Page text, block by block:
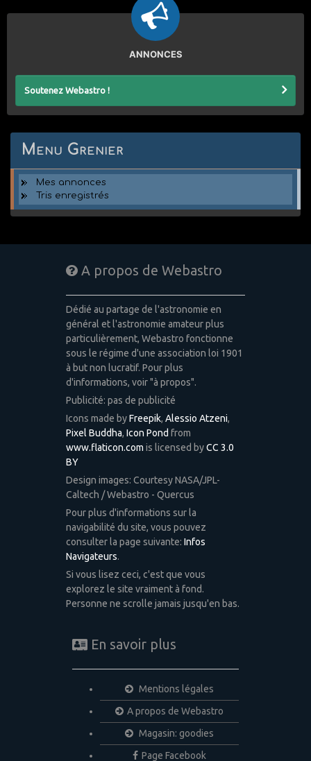
ANNONCES
Soutenez Webastro !
Menu Grenier
Mes annonces
Tris enregistrés
A propos de Webastro
Dédié au partage de l'astronomie en
général et l'astronomie amateur plus
particulièrement, Webastro fonctionne
sous le régime d'une association loi 1901
à but non lucratif. Pour plus
d'informations, voir "à propos".
Publicité: pas de publicité
Icons made byFreepik, Alessio Atzeni,
Pixel Buddha, Icon Pond from
www.flaticon.com is licensed byCC 3.0
BY
Design images: Courtesy NASA/JPL-
Caltech / Webastro - Quercus
Pour plus d'informations sur la
navigabilité du site, vous pouvez
consulter la page suivante: Infos
Navigateurs.
Si vous lisez ceci, c'est que vous
explorez le site vraiment à fond.
Personne ne scrolle jamais jusqu'en bas.
En savoir plus
Mentions légales
A propos de Webastro
Magasin: goodies
Page Facebook